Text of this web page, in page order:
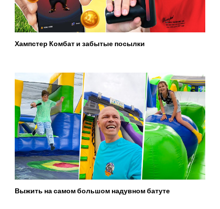
Хампстер Комбат и забытые посылки
Выжить на самом большом надувном батуте